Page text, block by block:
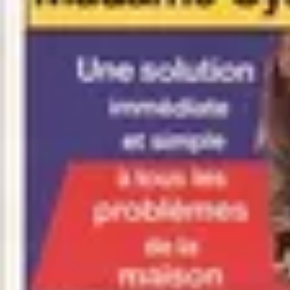
Top Soldes
Astuces d'AchatIncontournables
Astuces et conseils
Top Soldes